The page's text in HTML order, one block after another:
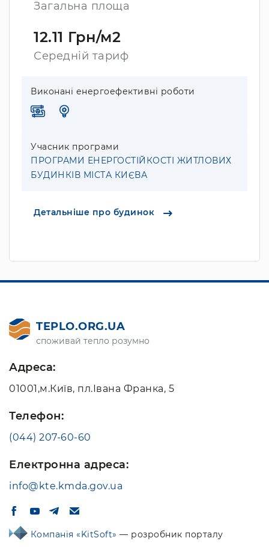
Загальна площа
12.11 Грн/м2
Середній тариф
Виконані енергоефективні роботи
Учасник програми
ПРОГРАМИ ЕНЕРГОСТІЙКОСТІ ЖИТЛОВИХ
БУДИНКІВ МІСТА КИЄВА
Детальніше про будинок
TEPLO.ORG.UA
споживай тепло розумно
Адреса:
01001,м.Київ, пл.Івана Франка, 5
Телефон:
(044) 207-60-60
Електронна адреса:
info@kte.kmda.gov.ua
Компанія «KitSoft» — розробник порталу